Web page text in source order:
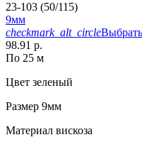
23-103 (50/115)
9мм
checkmark_alt_circleВыбрать
98.91 р.
По 25 м
Цвет зеленый
Размер 9мм
Материал вискоза